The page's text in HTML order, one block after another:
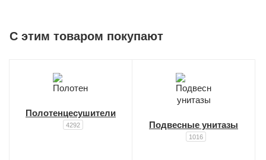
C этим товаром покупают
Полотенцесушители
4292 Подвесные унитазы
1016